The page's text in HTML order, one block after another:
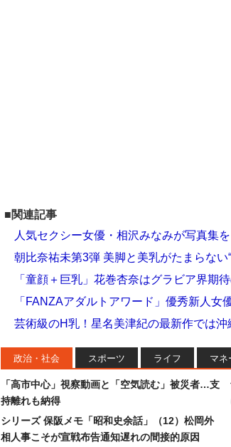
■関連記事
人気セクシー女優・相沢みなみが写真集
朝比奈祐未第3弾 美脚と美乳がたまらない
「童顔＋巨乳」花巻杏奈はグラビア界期
「FANZAアダルトアワード」優秀新人女
芸術級のH乳！星名美津紀の最新作では
政治・社会 スポーツ ライフ マネ
「高市中心」視察動画と「空気読む」被災者…支
持離れも納得
シリーズ 保阪メモ「昭和史余話」（12）松岡外
相人事こそが宣戦布告通知遅れの間接的原因